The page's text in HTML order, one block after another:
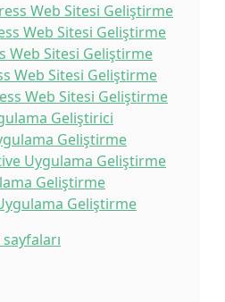
Web Sitesi Geliştirme
Web Sitesi Geliştirme
Web Sitesi Geliştirme
Web Sitesi Geliştirme
Web Sitesi Geliştirme
Geliştirici
Geliştirme
Uygulama Geliştirme
Geliştirme
Geliştirme